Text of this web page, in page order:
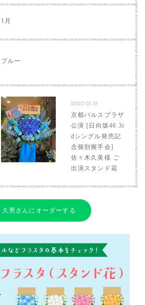
1月
ブルー
2020.01.19
京都パルスプラザ
公演 [日向坂46 3r
dシングル発売記
念個別握手会]
佐々木久美様 ご
出演スタンド花
久男さんにオーダーする